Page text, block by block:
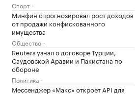
Спорт
Минфин спрогнозировал рост доходов
от продажи конфискованного
имущества
Общество
Reuters узнал о договоре Турции,
Саудовской Аравии и Пакистана по
обороне
Политика
Мессенджер «Макс» откроет API для